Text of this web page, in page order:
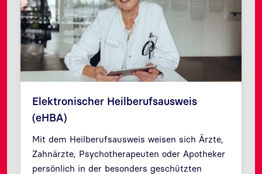
Zurück
Elektronischer Heilberufsausweis
(eHBA)
Mit dem Heilberufsausweis weisen sich Ärzte,
Zahnärzte, Psychotherapeuten oder Apotheker
persönlich in der besonders geschützten